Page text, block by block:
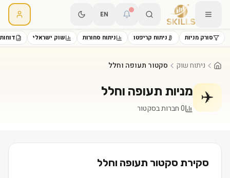
EN
סורק מניות ניתוח קריפטו ניתוח סחורות שוק ישראלי
ניתוח שוק סקטור תעופה וחלל
✈️ מניות תעופה וחלל
0חברות בסקטור
סקירת סקטור תעופה וחלל